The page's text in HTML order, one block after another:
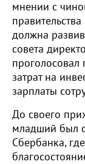
мнении с
должна
совета
затрат на
зарплаты
До своего
младший был
Сбербанка,